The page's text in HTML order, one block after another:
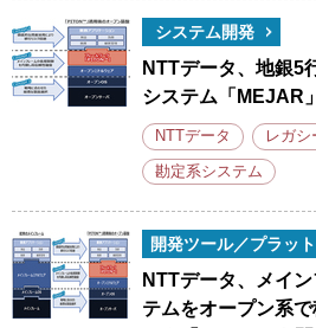
システム開発
NTTデータ、地銀5
システム「MEJAR
NTTデータ レガ
勘定系システム
開発ツール／プラッ
NTTデータ、メイ
テムをオープン系